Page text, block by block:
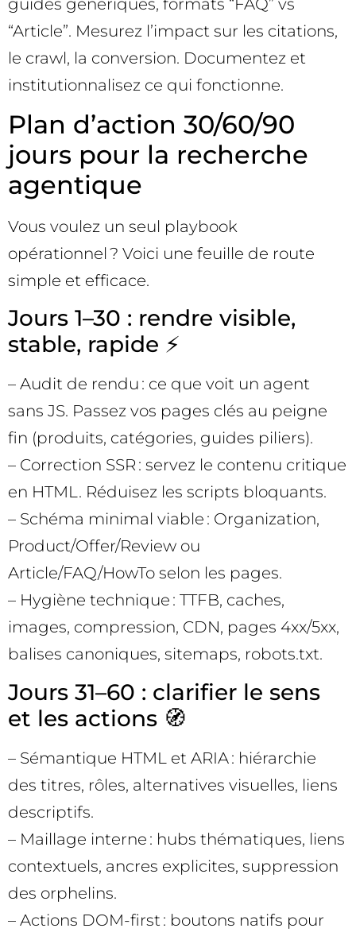
“Article”. Mesurez l’impact sur les citations,
le crawl, la conversion. Documentez et
institutionnalisez ce qui fonctionne.
Plan d’action 30/60/90
jours pour la recherche
agentique
Vous voulez un seul playbook
opérationnel ? Voici une feuille de route
simple et efficace.
Jours 1–30 : rendre visible,
stable, rapide ⚡
– Audit de rendu : ce que voit un agent
sans JS. Passez vos pages clés au peigne
fin (produits, catégories, guides piliers).
– Correction SSR : servez le contenu critique
en HTML. Réduisez les scripts bloquants.
– Schéma minimal viable : Organization,
Product/Offer/Review ou
Article/FAQ/HowTo selon les pages.
– Hygiène technique : TTFB, caches,
images, compression, CDN, pages 4xx/5xx,
balises canoniques, sitemaps, robots.txt.
Jours 31–60 : clarifier le sens
et les actions 🧭
– Sémantique HTML et ARIA : hiérarchie
des titres, rôles, alternatives visuelles, liens
descriptifs.
– Maillage interne : hubs thématiques, liens
contextuels, ancres explicites, suppression
des orphelins.
– Actions DOM-first : boutons natifs pour